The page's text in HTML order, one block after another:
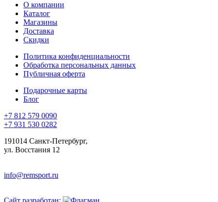
О компании
Каталог
Магазины
Доставка
Скидки
Политика конфиденциальности
Обработка персональных данных
Публичная оферта
Подарочные карты
Блог
+7 812 579 0090
+7 931 530 0282
191014 Санкт-Петербург,
ул. Восстания 12
info@remsport.ru
Сайт разработан: